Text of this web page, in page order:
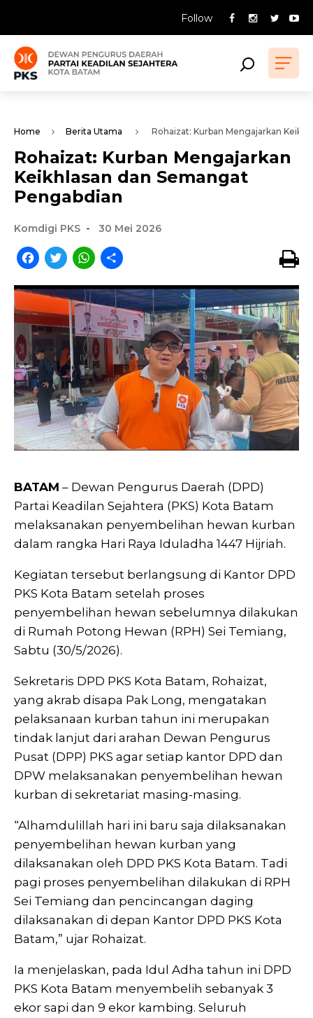
Follow
Home Berita Utama Rohaizat: Kurban Mengajarkan
Rohaizat: Kurban Mengajarkan
Keikhlasan dan Semangat
Pengabdian
Komdigi PKS - 30 Mei 2026
Facebook
TwitterWhatsApp
BATAM – Dewan Pengurus Daerah (DPD)
Partai Keadilan Sejahtera (PKS) Kota Batam
melaksanakan penyembelihan hewan kurban
dalam rangka Hari Raya Iduladha 1447 Hijriah.
Kegiatan tersebut berlangsung di Kantor DPD
PKS Kota Batam setelah proses
penyembelihan hewan sebelumnya dilakukan
di Rumah Potong Hewan (RPH) Sei Temiang,
Sabtu (30/5/2026).
Sekretaris DPD PKS Kota Batam, Rohaizat,
yang akrab disapa Pak Long, mengatakan
pelaksanaan kurban tahun ini merupakan
tindak lanjut dari arahan Dewan Pengurus
Pusat (DPP) PKS agar setiap kantor DPD dan
DPW melaksanakan penyembelihan hewan
kurban di sekretariat masing-masing.
“Alhamdulillah hari ini baru saja dilaksanakan
penyembelihan hewan kurban yang
dilaksanakan oleh DPD PKS Kota Batam. Tadi
pagi proses penyembelihan dilakukan di RPH
Sei Temiang dan pencincangan daging
dilaksanakan di depan Kantor DPD PKS Kota
Batam,” ujar Rohaizat.
Ia menjelaskan, pada Idul Adha tahun ini DPD
PKS Kota Batam menyembelih sebanyak 3
ekor sapi dan 9 ekor kambing. Seluruh